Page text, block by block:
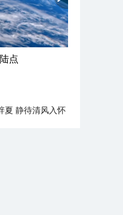
点
夏 静待清风入怀